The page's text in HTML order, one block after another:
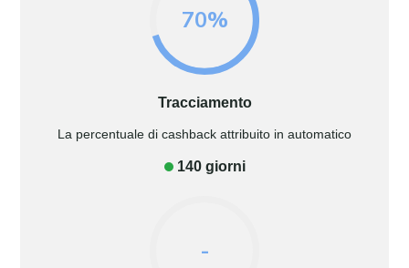
70%
Tracciamento
La percentuale di cashback attribuito in automatico
140 giorni
-